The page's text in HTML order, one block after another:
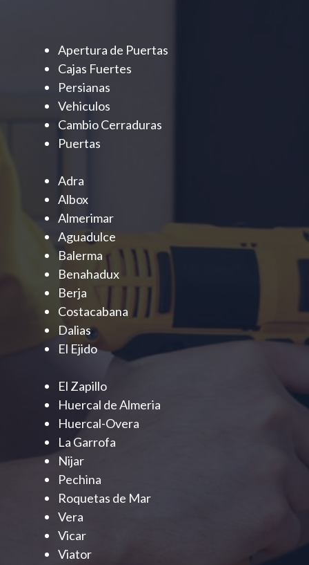
Apertura de Puertas
Cajas Fuertes
Persianas
Vehiculos
Cambio Cerraduras
Puertas
Adra
Albox
Almerimar
Aguadulce
Balerma
Benahadux
Berja
Costacabana
Dalias
El Ejido
El Zapillo
Huercal de Almeria
Huercal-Overa
La Garrofa
Nijar
Pechina
Roquetas de Mar
Vera
Vicar
Viator